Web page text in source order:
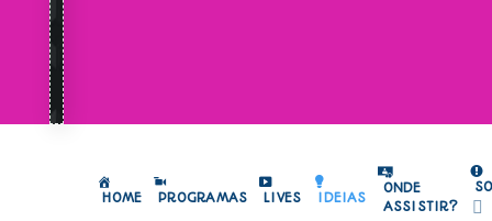
HOME PROGRAMAS LIVES IDEIAS
ONDE
ASSISTIR?